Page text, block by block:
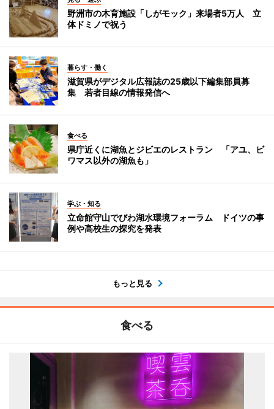
野洲市の木育施設「しがモック」来場者5万人 立
体ドミノで祝う
暮らす・働く
滋賀県がデジタル広報誌の25歳以下編集部員募
集 若者目線の情報発信へ
食べる
県庁近くに湖魚とジビエのレストラン 「アユ、ビ
ワマス以外の湖魚も」
学ぶ・知る
立命館守山でびわ湖水環境フォーラム ドイツの事
例や高校生の探究を発表
もっと見る
食べる